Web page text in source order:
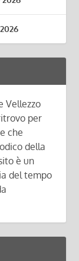
Vellezzo
per
che
della
è un
del tempo